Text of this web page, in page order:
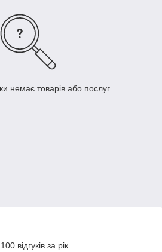
немає товарів або послуг
відгуків за рік